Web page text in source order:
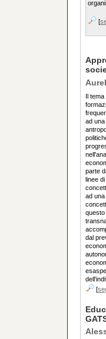
[
Il tema
ad una
parte
linee
ad
dal
[